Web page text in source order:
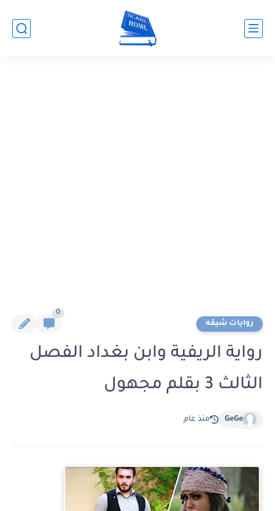
روايات شيقه
0
رواية الريفية وابن بغداد الفصل
الثالث 3 بقلم مجهول
GeGe منذ عام